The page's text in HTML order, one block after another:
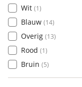
Wit (1)
Blauw (14)
Overig (13)
Rood (1)
Bruin (5)